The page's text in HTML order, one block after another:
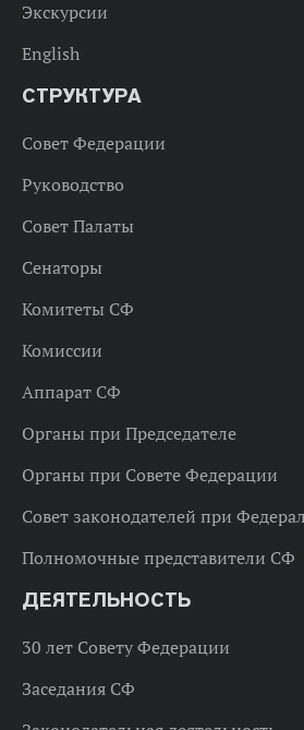
Экскурсии
English
СТРУКТУРА
Совет Федерации
Руководство
Совет Палаты
Сенаторы
Комитеты СФ
Комиссии
Аппарат СФ
Органы при Председателе
Органы при Совете Федерации
Совет законодателей при
Полномочные представители СФ
ДЕЯТЕЛЬНОСТЬ
30 лет Совету Федерации
Заседания СФ